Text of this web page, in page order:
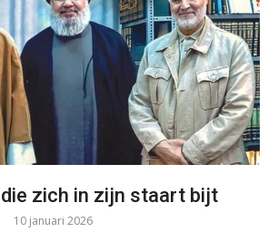
zich in zijn staart bijt
10 januari 2026